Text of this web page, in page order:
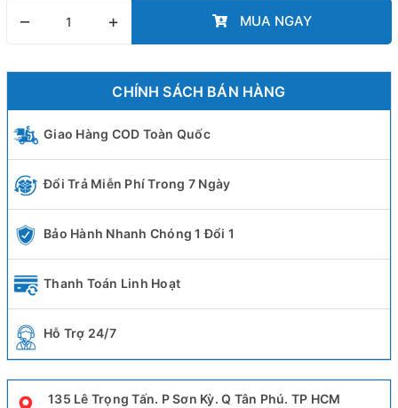
– + MUA NGAY
CHÍNH SÁCH BÁN HÀNG
Giao Hàng COD Toàn Quốc
Đổi Trả Miễn Phí Trong 7 Ngày
Bảo Hành Nhanh Chóng 1 Đổi 1
Thanh Toán Linh Hoạt
Hỗ Trợ 24/7
135 Lê Trọng Tấn. P Sơn Kỳ. Q Tân Phú. TP HCM